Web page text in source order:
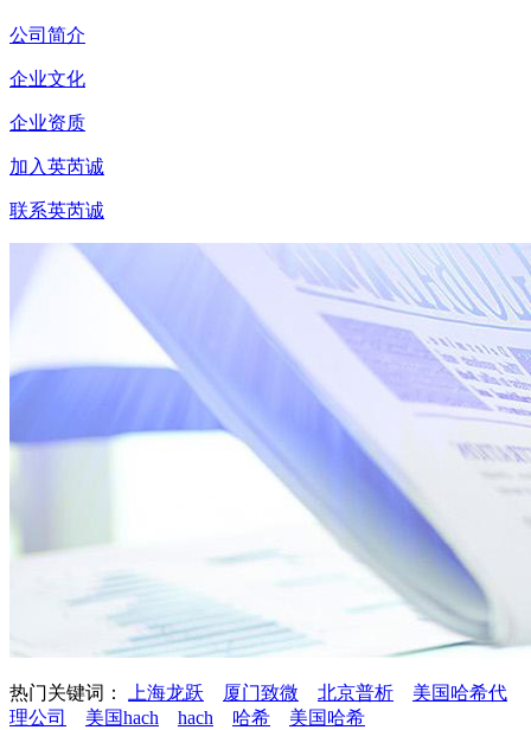
公司简介
企业文化
企业资质
加入英芮诚
联系英芮诚
热门关键词： 上海龙跃 厦门致微 北京普析
美国哈希代
理公司
美国hach hach 哈希 美国哈希